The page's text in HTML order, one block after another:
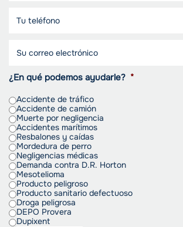
¿En qué podemos ayudarle? *
Accidente de tráfico
Accidente de camión
Muerte por negligencia
Accidentes marítimos
Resbalones y caídas
Mordedura de perro
Negligencias médicas
Demanda contra D.R. Horton
Mesotelioma
Producto peligroso
Producto sanitario defectuoso
Droga peligrosa
DEPO Provera
Dupixent